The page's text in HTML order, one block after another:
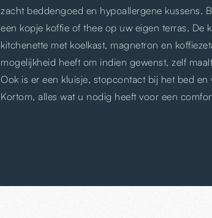
zacht beddengoed en hypoallergene kussens.
een kopje koffie of thee op uw eigen terras. De
kitchenette met koelkast, magnetron en
mogelijkheid heeft om indien gewenst, zelf
Ook is er een kluisje, stopcontact bij het bed en
Kortom, alles wat u nodig heeft voor een